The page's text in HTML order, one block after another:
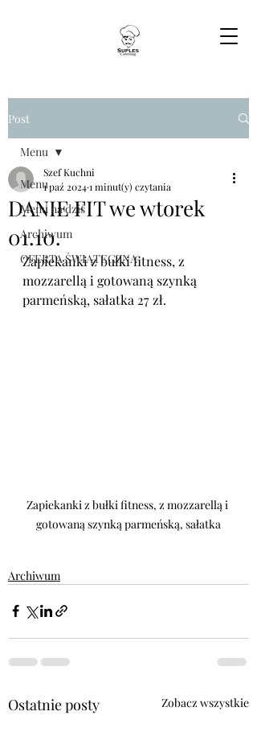
Post
Menu
Menu na dziś
Archiwum
OFERTA ŚWIĄTECZNA
Menu
DANIE FIT we wtorek
01.10.
Szef Kuchni
1 paź 20241 minut(y) czytania
Zapiekanki z bułki fitness, z
mozzarellą i gotowaną szynką
parmeńską, sałatka 27 zł.
Zapiekanki z bułki fitness, z mozzarellą i
gotowaną szynką parmeńską, sałatka
Archiwum
Ostatnie posty Zobacz wszystkie